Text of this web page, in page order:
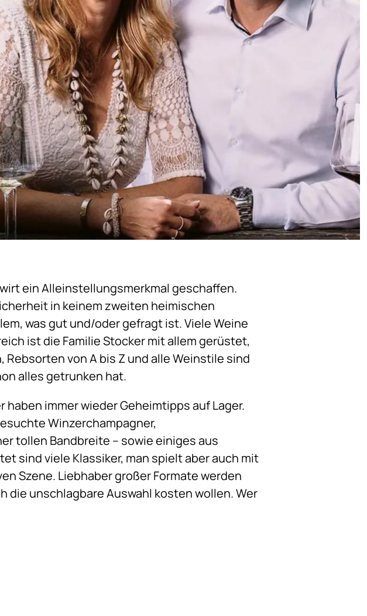
ein Alleinstellungsmerkmal geschaffen.
in keinem zweiten heimischen
was gut und/oder gefragt ist. Viele Weine
ist die Familie Stocker mit allem gerüstet,
von A bis Z und alle Weinstile sind
alles getrunken hat.
immer wieder Geheimtipps auf Lager.
Winzerchampagner,
tollen Bandbreite – sowie einiges aus
sind viele Klassiker, man spielt aber auch mit
Szene. Liebhaber großer Formate werden
die unschlagbare Auswahl kosten wollen. Wer